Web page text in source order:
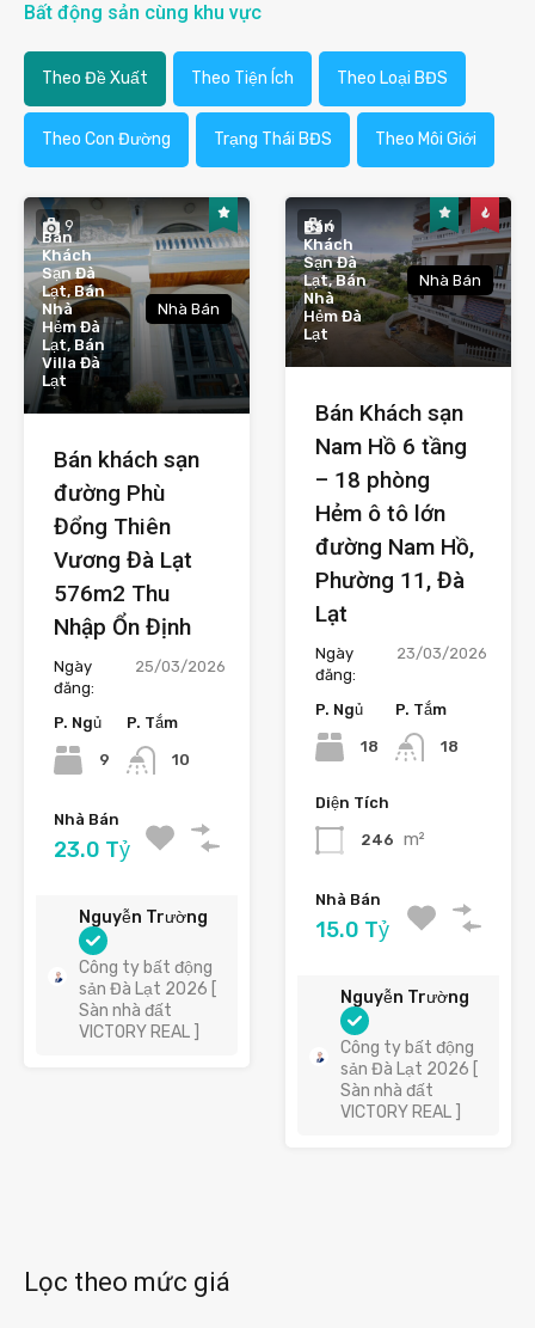
Bất động sản cùng khu vực
Theo Đề Xuất Theo Tiện Ích Theo Loại BĐS
Theo Con Đường Trạng Thái BĐS Theo Môi Giới
9
Bán
Khách
Sạn Đà
Lạt, Bán
Nhà
Hẻm Đà
Lạt, Bán
Villa Đà
Lạt
Nhà Bán
Bán khách sạn
đường Phù
Đổng Thiên
Vương Đà Lạt
576m2 Thu
Nhập Ổn Định
Ngày
đăng:
25/03/2026
P. Ngủ
9
P. Tắm
10
Nhà Bán
23.0 Tỷ
Nguyễn Trường
Công ty bất động
sản Đà Lạt 2026 [
Sàn nhà đất
VICTORY REAL ]
6
Bán
Khách
Sạn Đà
Lạt, Bán
Nhà
Hẻm Đà
Lạt
Nhà Bán
Bán Khách sạn
Nam Hồ 6 tầng
– 18 phòng
Hẻm ô tô lớn
đường Nam Hồ,
Phường 11, Đà
Lạt
Ngày
đăng:
23/03/2026
P. Ngủ
18
P. Tắm
18
Diện Tích
246 m²
Nhà Bán
15.0 Tỷ
Nguyễn Trường
Công ty bất động
sản Đà Lạt 2026 [
Sàn nhà đất
VICTORY REAL ]
Lọc theo mức giá